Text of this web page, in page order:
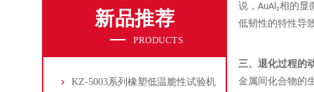
新品推荐
PRODUCTS
KZ-5003系列橡塑低温脆性试验机
说， AuAl₂相的显
低韧性的特性导
三、 退化过程的
金属间化合物的